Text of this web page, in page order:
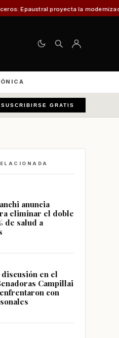
la modernización portuaria para
SUSCRIBIRSE GRATIS
anuncia
eliminar el doble
de salud a
en el
Campillai
con